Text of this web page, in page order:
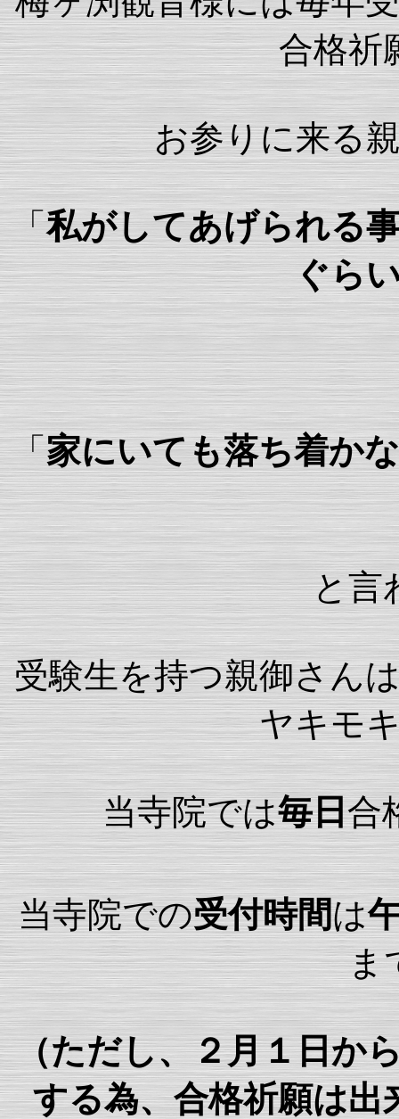
合格祈
お参りに来る
「私がしてあげられる
ぐら
「家にいても落ち着か
と言
受験生を持つ親御さん
ヤキモ
当寺院では毎日合
当寺院での受付時間は
ま
（ただし、２月１日か
する為、合格祈願は